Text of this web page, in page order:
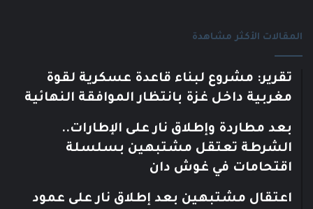
المقالات الأكثر مشاهدة
تقرير: مشروع لبناء قاعدة عسكرية لقوة
مغربية داخل غزة بانتظار الموافقة النهائية
بعد مطاردة وإطلاق نار على الإطارات..
الشرطة تعتقل مشتبهين بسلسلة
اقتحامات في غوش دان
اعتقال مشتبهين بعد إطلاق نار على عمود